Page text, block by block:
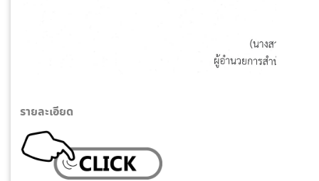
รายละเอียด